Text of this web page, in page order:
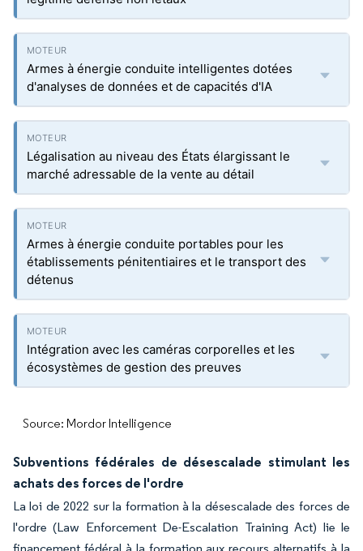
Armes à énergie conduite intelligentes dotées
d'analyses de données et de capacités d'IA
Légalisation au niveau des États élargissant le
marché adressable de la vente au détail
Armes à énergie conduite portables pour les
établissements pénitentiaires et le transport des
détenus
Intégration avec les caméras corporelles et les
écosystèmes de gestion des preuves
Source: Mordor Intelligence
Subventions fédérales de désescalade stimulant les
achats des forces de l'ordre
La loi de 2022 sur la formation à la désescalade des forces de
l'ordre (Law Enforcement De-Escalation Training Act) lie le